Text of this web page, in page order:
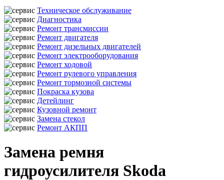
Техническое обслуживание
Диагностика
Ремонт трансмиссии
Ремонт двигателя
Ремонт дизельных двигателей
Ремонт электрооборудования
Ремонт ходовой
Ремонт рулевого управления
Ремонт тормозной системы
Покраска кузова
Детейлинг
Кузовной ремонт
Замена стекол
Ремонт АКПП
Замена ремня
гидроусилителя Skoda